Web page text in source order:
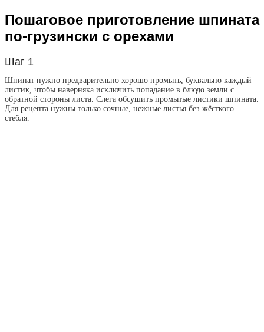
Пошаговое приготовление шпината
по-грузински с орехами
Шаг 1
Шпинат нужно предварительно хорошо промыть, буквально каждый
листик, чтобы наверняка исключить попадание в блюдо земли с
обратной стороны листа. Слега обсушить промытые листики шпината.
Для рецепта нужны только сочные, нежные листья без жёсткого
стебля.